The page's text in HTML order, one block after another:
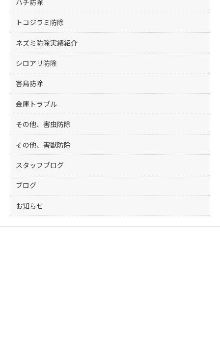
トコジラミ防除
ネズミ防除実績紹介
シロアリ防除
害鳥防除
金庫トラブル
その他、害虫防除
その他、害獣防除
スタッフブログ
ブログ
お知らせ